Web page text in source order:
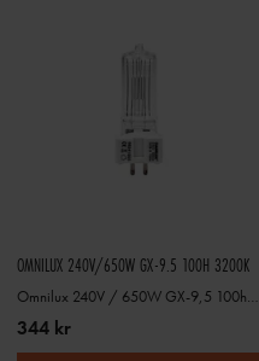
OMNILUX 240V/650W GX-9.5 100H 3200K
Omnilux 240V / 650W GX-9,5 100h 3200K
344 kr